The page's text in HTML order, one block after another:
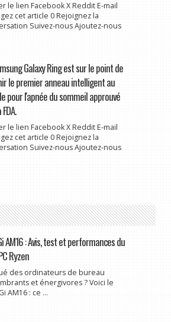
le lien Facebook X Reddit E-mail
cet article 0 Rejoignez la
Suivez-nous Ajoutez-nous
Galaxy Ring est sur le point de
le premier anneau intelligent au
pour l'apnée du sommeil approuvé
le lien Facebook X Reddit E-mail
cet article 0 Rejoignez la
Suivez-nous Ajoutez-nous
AM16 : Avis, test et performances du
Ryzen
des ordinateurs de bureau
et énergivores ? Voici le
AM16 : ce ...